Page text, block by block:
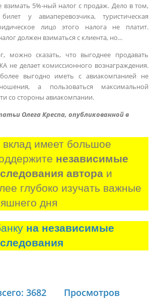
5%-ный налог с продаж. Дело в том,
у авиаперевозчика, туристическая
лицо этого налога не платит.
должен взиматься с клиента, но...
можно сказать, что выгоднее продавать
не делает комиссионного вознаграждения.
выгодно иметь с авиакомпанией не
а пользоваться максимальной
со стороны авиакомпании.
Олега Креспа, опубликованной в
имеет большое
независимые
автора и
глубоко изучать важные
дня
на независимые
3682
Просмотров